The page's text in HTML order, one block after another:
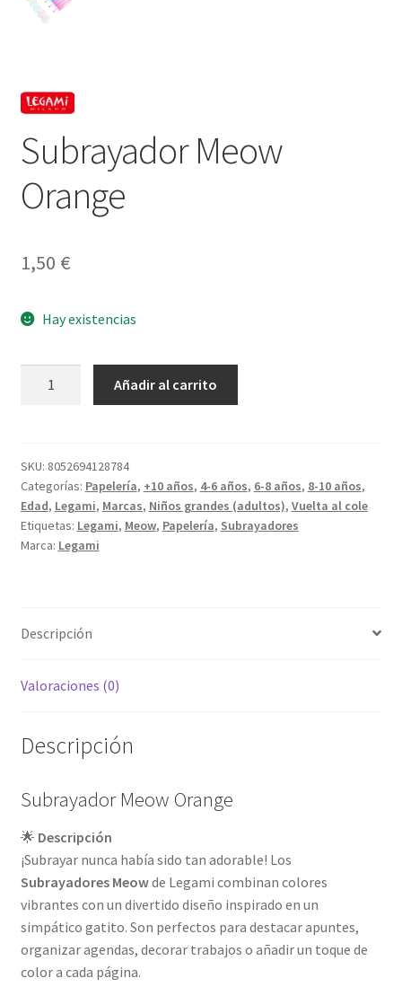
Subrayador Meow
Orange
1,50 €
Hay existencias
Añadir al carrito
SKU: 8052694128784
Categorías: Papelería, +10 años, 4-6 años, 6-8 años, 8-10 años,
Edad, Legami, Marcas, Niños grandes (adultos), Vuelta al cole
Etiquetas: Legami, Meow, Papelería, Subrayadores
Marca: Legami
Descripción
Valoraciones (0)
Descripción
Subrayador Meow Orange
🌟 Descripción
¡Subrayar nunca había sido tan adorable! Los
Subrayadores Meowde Legami combinan colores
vibrantes con un divertido diseño inspirado en un
simpático gatito. Son perfectos para destacar apuntes,
organizar agendas, decorar trabajos o añadir un toque de
color a cada página.